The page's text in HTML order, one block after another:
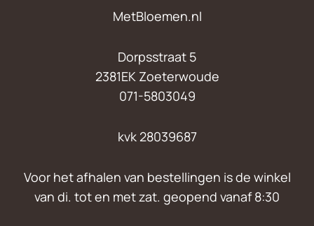
MetBloemen.nl
Dorpsstraat 5
2381EK Zoeterwoude
071-5803049
kvk 28039687
Voor het afhalen van bestellingen is de winkel
van di. tot en met zat. geopend vanaf 8:30